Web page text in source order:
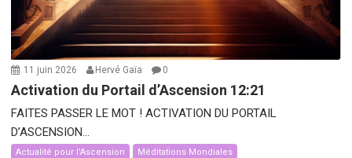
11 juin 2026 Hervé Gaïa 0
Activation du Portail d’Ascension 12:21
FAITES PASSER LE MOT ! ACTIVATION DU PORTAIL
D’ASCENSION...
Actualité pour l'Ascension Méditations Mondiales